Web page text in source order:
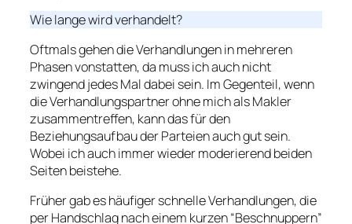
Wie lange wird verhandelt?
Oftmals gehen die Verhandlungen in mehreren
Phasen vonstatten, da muss ich auch nicht
zwingend jedes Mal dabei sein. Im Gegenteil, wenn
die Verhandlungspartner ohne mich als Makler
zusammentreffen, kann das für den
Beziehungsaufbau der Parteien auch gut sein.
Wobei ich auch immer wieder moderierend beiden
Seiten beistehe.
Früher gab es häufiger schnelle Verhandlungen, die
per Handschlag nach einem kurzen “Beschnuppern”